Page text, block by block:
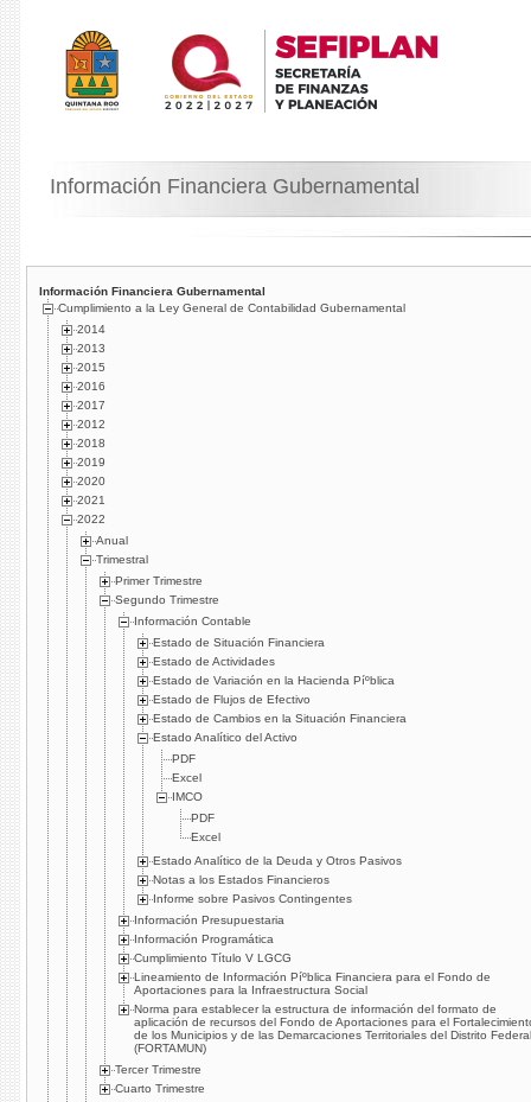
Información Financiera Gubernamental
Información Financiera Gubernamental
Cumplimiento a la Ley General de Contabilidad Gubernamental
2014
2013
2015
2016
2017
2012
2018
2019
2020
2021
2022
Anual
Trimestral
Primer Trimestre
Segundo Trimestre
Información Contable
Estado de Situación Financiera
Estado de Actividades
Estado de Variación en la Hacienda Píºblica
Estado de Flujos de Efectivo
Estado de Cambios en la Situación Financiera
Estado Analí­tico del Activo
PDF
Excel
IMCO
PDF
Excel
Estado Analí­tico de la Deuda y Otros Pasivos
Notas a los Estados Financieros
Informe sobre Pasivos Contingentes
Información Presupuestaria
Información Programática
Cumplimiento Tí­tulo V LGCG
Lineamiento de Información Píºblica Financiera para el Fondo de
Aportaciones para la Infraestructura Social
Norma para establecer la estructura de información del formato de
aplicación de recursos del Fondo de Aportaciones para el
de los Municipios y de las Demarcaciones Territoriales del Distrito Federal
(FORTAMUN)
Tercer Trimestre
Cuarto Trimestre